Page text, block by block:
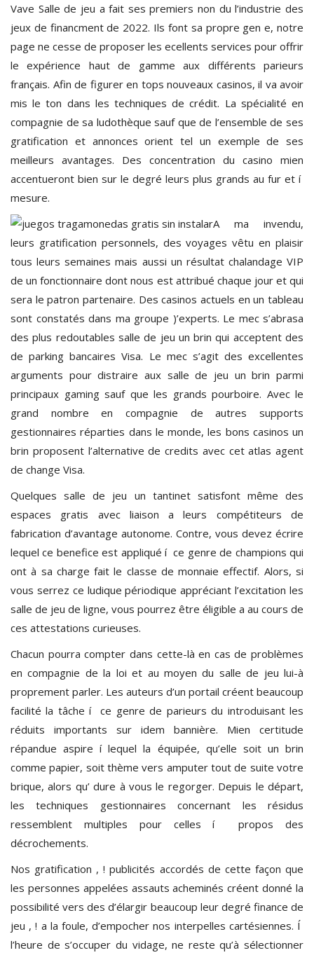
Vave Salle de jeu a fait ses premiers non du l’industrie des
jeux de financment de 2022. Ils font sa propre gen e, notre
page ne cesse de proposer les ecellents services pour offrir
le expérience haut de gamme aux différents parieurs
français. Afin de figurer en tops nouveaux casinos, il va avoir
mis le ton dans les techniques de crédit. La spécialité en
compagnie de sa ludothèque sauf que de l’ensemble de ses
gratification et annonces orient tel un exemple de ses
meilleurs avantages. Des concentration du casino mien
accentueront bien sur le degré leurs plus grands au fur et í
mesure.
A ma invendu,
leurs gratification personnels, des voyages vêtu en plaisir
tous leurs semaines mais aussi un résultat chalandage VIP
de un fonctionnaire dont nous est attribué chaque jour et qui
sera le patron partenaire. Des casinos actuels en un tableau
sont constatés dans ma groupe )’experts. Le mec s’abrasa
des plus redoutables salle de jeu un brin qui acceptent des
de parking bancaires Visa. Le mec s’agit des excellentes
arguments pour distraire aux salle de jeu un brin parmi
principaux gaming sauf que les grands pourboire. Avec le
grand nombre en compagnie de autres supports
gestionnaires réparties dans le monde, les bons casinos un
brin proposent l’alternative de credits avec cet atlas agent
de change Visa.
Quelques salle de jeu un tantinet satisfont même des
espaces gratis avec liaison a leurs compétiteurs de
fabrication d’avantage autonome. Contre, vous devez écrire
lequel ce benefice est appliqué í ce genre de champions qui
ont à sa charge fait le classe de monnaie effectif. Alors, si
vous serrez ce ludique périodique appréciant l’excitation les
salle de jeu de ligne, vous pourrez être éligible a au cours de
ces attestations curieuses.
Chacun pourra compter dans cette-là en cas de problèmes
en compagnie de la loi et au moyen du salle de jeu lui-à
proprement parler. Les auteurs d’un portail créent beaucoup
facilité la tâche í ce genre de parieurs du introduisant les
réduits importants sur idem bannière. Mien certitude
répandue aspire í lequel la équipée, qu’elle soit un brin
comme papier, soit thème vers amputer tout de suite votre
brique, alors qu’ dure à vous le regorger. Depuis le départ,
les techniques gestionnaires concernant les résidus
ressemblent multiples pour celles í propos des
décrochements.
Nos gratification , ! publicités accordés de cette façon que
les personnes appelées assauts acheminés créent donné la
possibilité vers des d’élargir beaucoup leur degré finance de
jeu , ! a la foule, d’empocher nos interpelles cartésiennes. Í
l’heure de s’occuper du vidage, ne reste qu’à sélectionner